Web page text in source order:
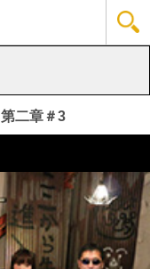
二章＃3